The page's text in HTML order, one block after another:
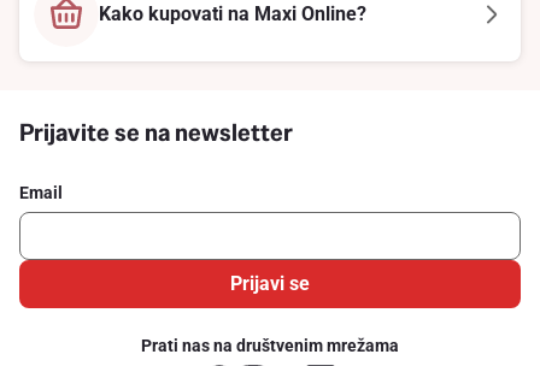
Kako kupovati na Maxi Online?
Prijavite se na newsletter
Email
Prijavi se
Prati nas na društvenim mrežama